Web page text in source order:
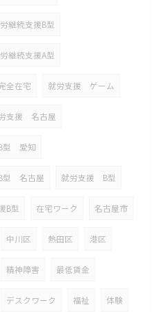
継続支援B型
継続支援A型
全在宅 就労支援 ゲーム
支援 名古屋
型 愛知
型 名古屋 就労支援 B型
B型 在宅ワーク 名古屋市
中川区 熱田区 港区
精神障害 最低賃金
デスクワーク 福祉 体験